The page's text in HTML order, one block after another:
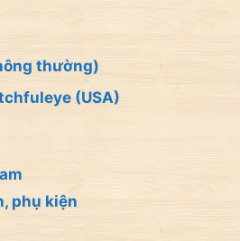
thường)
(USA)
phụ kiện